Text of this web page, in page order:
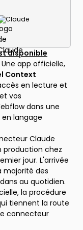
Claude
disponible
Une app officielle,
Context
en lecture et
vos
dans une
langage
Claude
production chez
jour. L'arrivée
majorité des
au quotidien.
la procédure
tiennent la route
connecteur